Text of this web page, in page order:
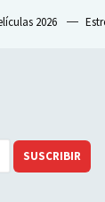
2026
SUSCRIBIR